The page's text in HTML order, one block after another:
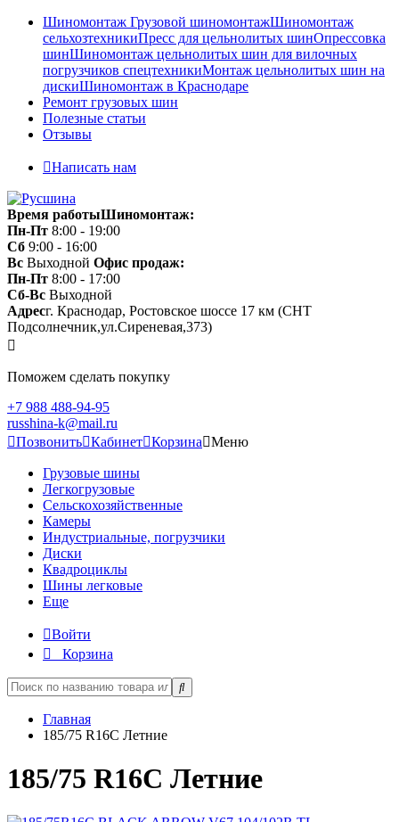
Шиномонтаж Грузовой шиномонтажШиномонтаж
сельхозтехникиПресс для цельнолитых шинОпрессовка
шинШиномонтаж цельнолитых шин для вилочных
погрузчиков спецтехникиМонтаж цельнолитых шин на
дискиШиномонтаж в Краснодаре
Ремонт грузовых шин
Полезные статьи
Отзывы
Написать нам
Время работыШиномонтаж:
Пн-Пт 8:00 - 19:00
Сб 9:00 - 16:00
Вс Выходной Офис продаж:
Пн-Пт 8:00 - 17:00
Сб-Вс Выходной
Адресг. Краснодар, Ростовское шоссе 17 км (СНТ
Подсолнечник,ул.Сиреневая,373)
Поможем сделать покупку
+7 988 488-94-95
russhina-k@mail.ru
Позвонить Кабинет Корзина Меню
Грузовые шины
Легкогрузовые
Сельскохозяйственные
Камеры
Индустриальные, погрузчики
Диски
Квадроциклы
Шины легковые
Еще
Войти
Корзина
Главная
185/75 R16C Летние
185/75 R16C Летние